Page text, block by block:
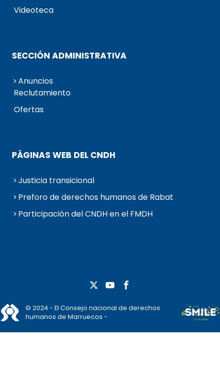
Videoteca
SECCIÓN ADMINISTRATIVA
Anuncios
Reclutamiento
Ofertas
PÁGINAS WEB DEL CNDH
Justicia transicional
Preforo de derechos humanos de Rabat
Participación del CNDH en el FMDH
© 2024 - El Consejo nacional de derechos
humanos de Marruecos -